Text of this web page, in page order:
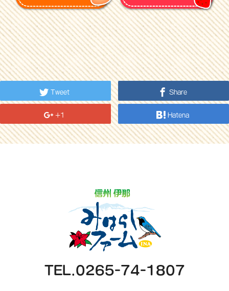
Tweet Share
+1 Hatena
TEL.0265-74-1807